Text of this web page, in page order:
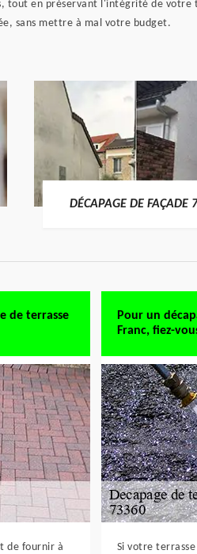
tout en préservant l'intégrité de
sans mettre à mal votre budget.
DÉCAPAGE DE FAÇADE
de terrasse
de fournir à
Pour un
Franc, fiez-
Si votre